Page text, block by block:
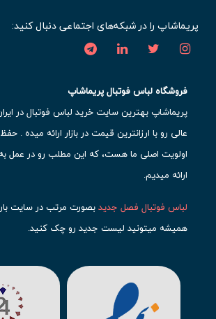
پریماشاپ را در شبکه‌های اجتماعی دنبال کنید:
فروشگاه لباس فوتبال پریماشاپ
پریماشاپ بهترین سایت خرید لباس فوتبال در
عالی رو با ارزانترین قیمت در بازار ارائه میده .
اولویت اصلی ما هست، که این مطلب رو در عمل
ارائه میدیم.
لباس فوتبال فصل جدیدبصورت مرتب در سایت
همیشه میتونید لیست جدید رو چک کنید.
حتما مشاهده کنید که قطعا برای تیم های مطرح
بیشتری محصول موجود میشه. این مورد شامل